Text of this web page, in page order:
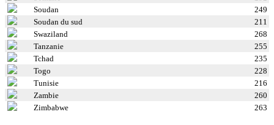
Soudan
249
Soudan du sud
211
Swaziland
268
Tanzanie
255
Tchad
235
Togo
228
Tunisie
216
Zambie
260
Zimbabwe
263